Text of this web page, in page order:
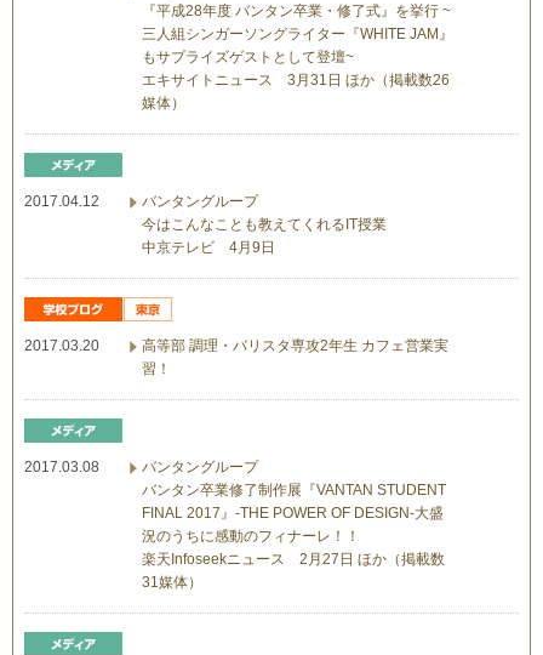
『平成28年度 バンタン卒業・修了式』を挙行 ~
三人組シンガーソングライター『WHITE JAM』
もサプライズゲストとして登壇~
エキサイトニュース 3月31日 ほか（掲載数26
媒体）
2017.04.12
バンタングループ
今はこんなことも教えてくれるIT授業
中京テレビ 4月9日
2017.03.20
高等部 調理・バリスタ専攻2年生 カフェ営業実
習！
2017.03.08
バンタングループ
バンタン卒業修了制作展『VANTAN STUDENT
FINAL 2017』-THE POWER OF DESIGN-大盛
況のうちに感動のフィナーレ！！
楽天Infoseekニュース 2月27日 ほか（掲載数
31媒体）